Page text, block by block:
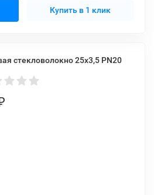
Купить в 1 клик
стекловолокно 25х3,5 PN20